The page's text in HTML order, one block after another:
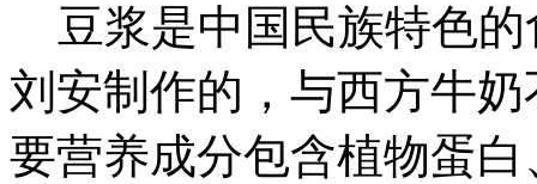
豆浆是中国民族特色的
刘安制作的，与西方牛
要营养成分包含植物蛋